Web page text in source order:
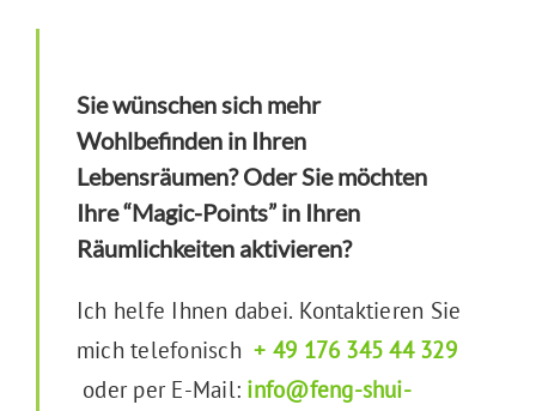
Sie wünschen sich mehr
Wohlbefinden in Ihren
Lebensräumen? Oder Sie möchten
Ihre “Magic-Points” in Ihren
Räumlichkeiten aktivieren?
Ich helfe Ihnen dabei. Kontaktieren Sie
mich telefonisch+ 49 176 345 44 329
oder per E-Mail: info@feng-shui-